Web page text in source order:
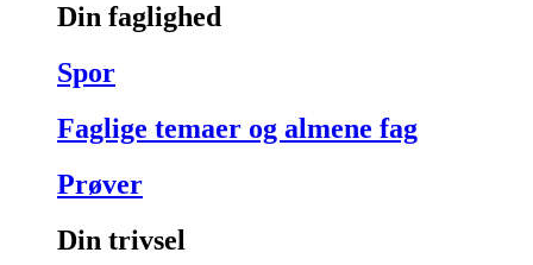
Din faglighed
Spor
Faglige temaer og almene fag
Prøver
Din trivsel